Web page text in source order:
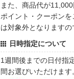
また、商品代が
ポイント・クーポン
は対象外となりますの
日時指定について
1週間後までの日付指
間お選びいただけます